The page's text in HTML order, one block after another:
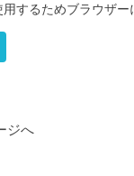
するためブラウザ
ジへ